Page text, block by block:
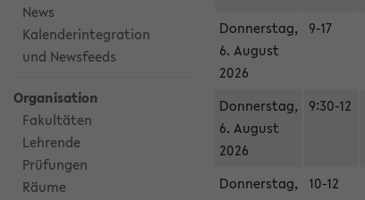
News
Kalenderintegration
und Newsfeeds
Organisation
Fakultäten
Lehrende
Prüfungen
Räume
Donnerstag,
6. August
2026
9-17
Donnerstag,
6. August
2026
9:30-12
Donnerstag,
10-12